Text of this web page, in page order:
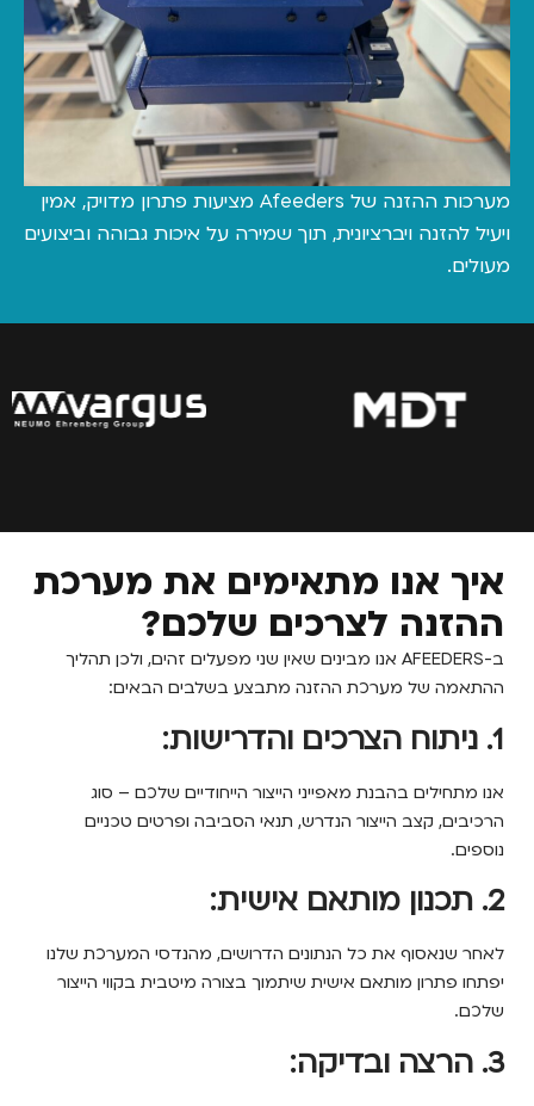
מערכות ההזנה של Afeeders מציעות פתרון מדויק, אמין
ויברציונית, תוך שמירה על איכות גבוהה וביצועים
אנו מתאימים את מערכת
לצרכים שלכם?
ב-AFEEDERS אנו מבינים שאין שני מפעלים זהים, ולכן תהליך
של מערכת ההזנה מתבצע בשלבים הבאים:
בהבנת מאפייני הייצור הייחודיים שלכם – סוג
קצב הייצור הנדרש, תנאי הסביבה ופרטים טכניים
את כל הנתונים הדרושים, מהנדסי המערכת שלנו
מותאם אישית שיתמוך בצורה מיטבית בקווי הייצור